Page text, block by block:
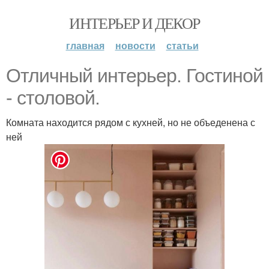
ИНТЕРЬЕР И ДЕКОР
главная новости статьи
Отличный интерьер. Гостиной
- столовой.
Комната находится рядом с кухней, но не объеденена с
ней